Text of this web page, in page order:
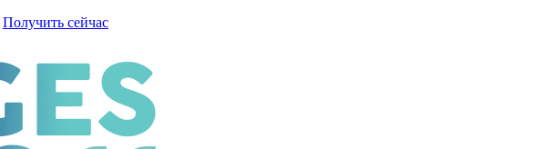
Получить сейчас